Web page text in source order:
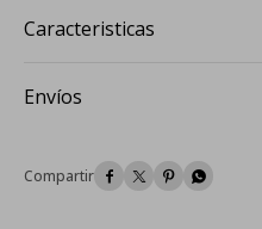
Caracteristicas
Envíos
   